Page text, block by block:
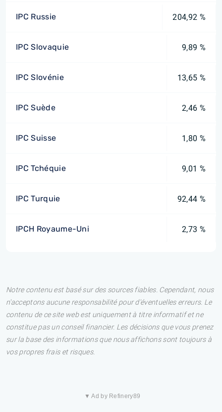
IPC Russie 204,92 %
IPC Slovaquie 9,89 %
IPC Slovénie 13,65 %
IPC Suède 2,46 %
IPC Suisse 1,80 %
IPC Tchéquie 9,01 %
IPC Turquie 92,44 %
IPCH Royaume-Uni 2,73 %
Notre contenu est basé sur des sources fiables. Cependant, nous
n'acceptons aucune responsabilité pour d'éventuelles erreurs. Le
contenu de ce site web est uniquement à titre informatif et ne
constitue pas un conseil financier. Les décisions que vous prenez
sur la base des informations que nous affichons sont toujours à
vos propres frais et risques.
▼ Ad by Refinery89